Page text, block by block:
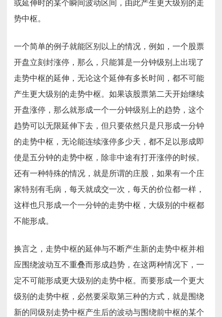
或延伸时的某个瞬间波动区间，由此产生更大级别的走
势中枢。
一个简单的例子就能区别以上的情况，例如，一个股票
开盘立刻封涨停，那么，只能算是一分钟级别上出现了
走势中枢的延伸，无论这个延伸有多长时间，都不可能
产生更大级别的走势中枢。如果该股票第二天开始继续
开盘涨停，那么就形成一个一分钟级别上的趋势，这个
趋势可以无限延伸下去，但只要依然只是只形成一分钟
的走势中枢，无论能连续涨停多少天，都不足以形成即
使是五分钟的走势中枢，除非中途有打开涨停的时候。
还有一种特殊的情况，就是所谓的庄股，如果有一个庄
家特别有毛病，每天就成交一次，每天的价位都一样，
这样也只形成一个一分钟的走势中枢，大级别的中枢都
不能形成。
换言之，走势中枢的延伸与不断产生新的走势中枢并相
应围绕波动互不重叠而形成趋势，在这两种情况下，一
定不可能形成更大级别的走势中枢。而要形成一个更大
级别的走势中枢，必然要采取第三种的方式，就是围绕
新的同级别走势中枢产生后的波动与围绕前中枢的某个